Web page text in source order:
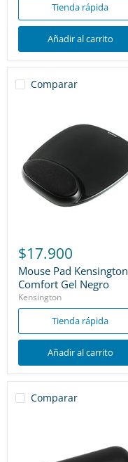
Tienda rápida
Añadir al carrito
Comparar
$17.900
Mouse Pad Kensington
Comfort Gel Negro
Kensington
Tienda rápida
Añadir al carrito
Comparar